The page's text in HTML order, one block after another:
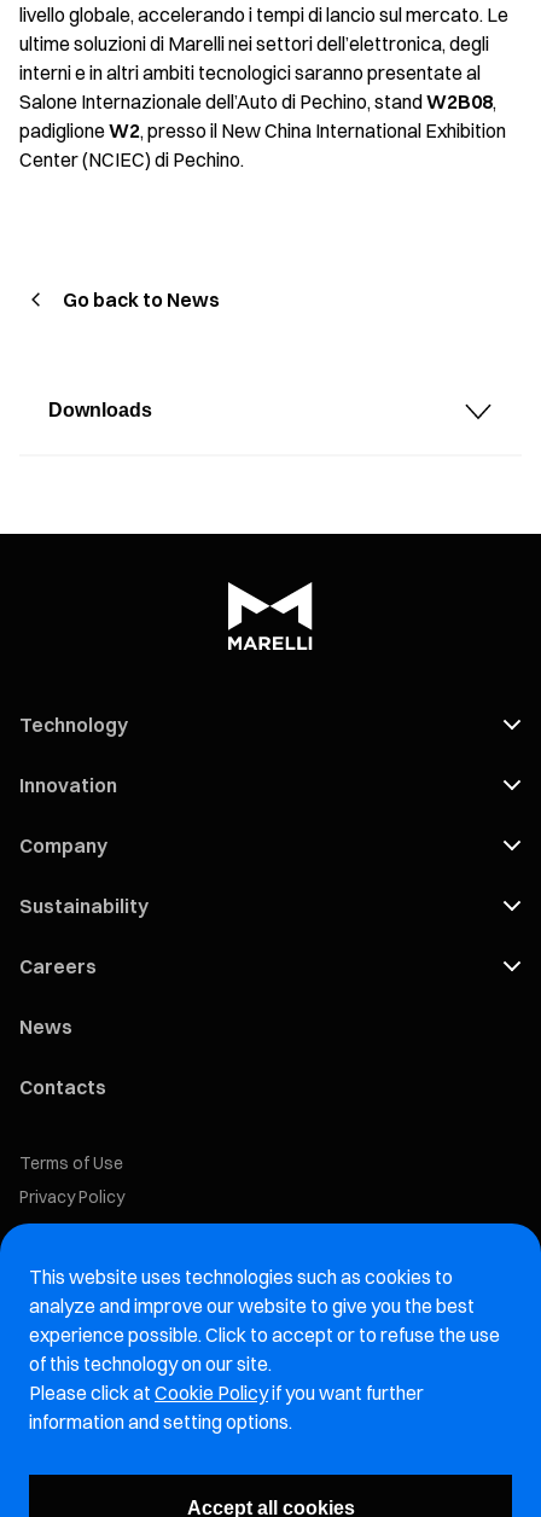
livello globale, accelerando i tempi di lancio sul mercato. Le
ultime soluzioni di Marelli nei settori dell’elettronica, degli
interni e in altri ambiti tecnologici saranno presentate al
Salone Internazionale dell’Auto di Pechino, standW2B08,
padiglioneW2, presso il New China International Exhibition
Center (NCIEC) di Pechino.
Go back to News
Downloads
Technology
Innovation
Company
Sustainability
Careers
News
Contacts
Terms of Use
Privacy Policy
Cookie Policy
Marelli Recruiting Portal
Aftermarket website
Marelli Integrity Hotline website
This website uses technologies such as cookies to
analyze and improve our website to give you the best
experience possible. Click to accept or to refuse the use
of this technology on our site.
Please click at Cookie Policyif you want further
information and setting options.
Accept all cookies